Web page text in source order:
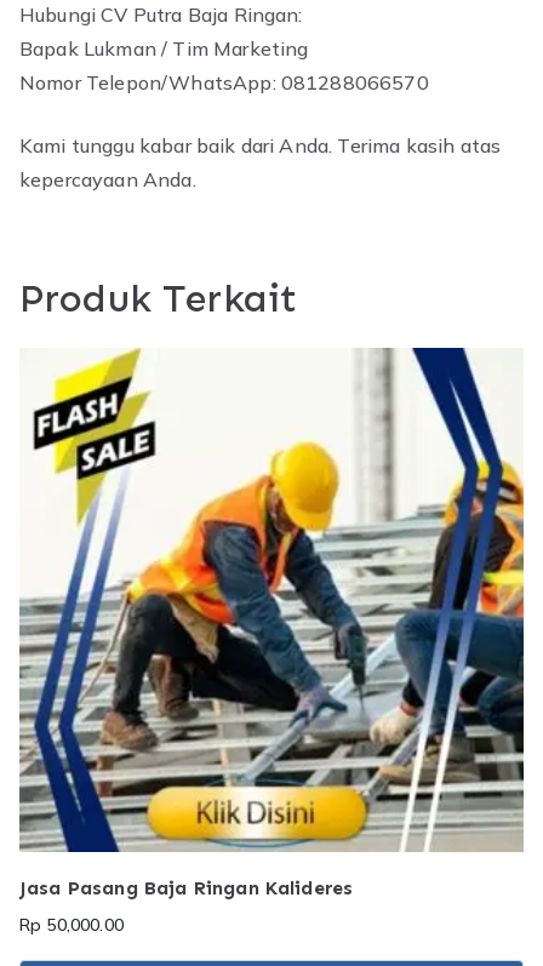
Hubungi CV Putra Baja Ringan:
Bapak Lukman / Tim Marketing
Nomor Telepon/WhatsApp: 081288066570
Kami tunggu kabar baik dari Anda. Terima kasih atas
kepercayaan Anda.
Produk Terkait
Jasa Pasang Baja Ringan Kalideres
Rp 50,000.00